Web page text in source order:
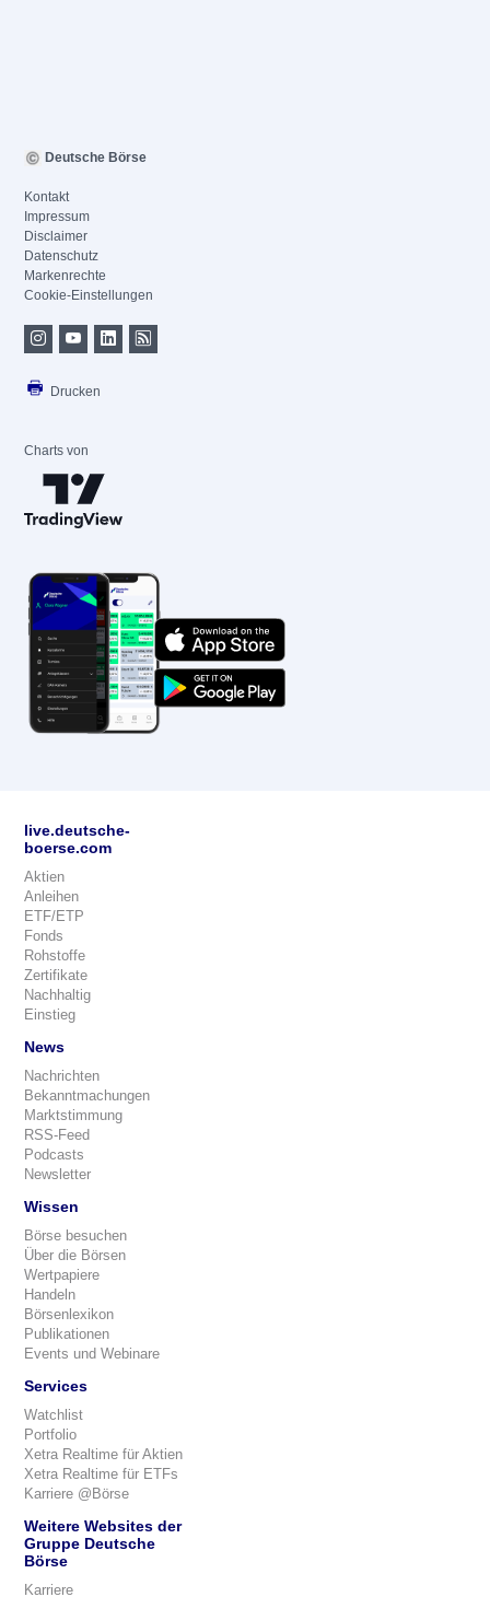
Deutsche Börse
Kontakt
Impressum
Disclaimer
Datenschutz
Markenrechte
Cookie-Einstellungen
Drucken
Charts von
live.deutsche-
boerse.com
Aktien
Anleihen
ETF/ETP
Fonds
Rohstoffe
Zertifikate
Nachhaltig
Einstieg
News
Nachrichten
Bekanntmachungen
Marktstimmung
RSS-Feed
Podcasts
Newsletter
Wissen
Börse besuchen
Über die Börsen
Wertpapiere
Handeln
Börsenlexikon
Publikationen
Events und Webinare
Services
Watchlist
Portfolio
Xetra Realtime für Aktien
Xetra Realtime für ETFs
Karriere @Börse
Weitere Websites der
Gruppe Deutsche
Börse
Karriere